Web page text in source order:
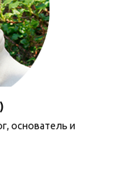
основатель и